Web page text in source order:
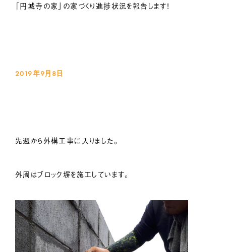
「円城寺の家」の家づくり進捗状況を報告します！
2019年9月8日
先週から外構工事に入りました。
外周はブロック塀を施工しています。